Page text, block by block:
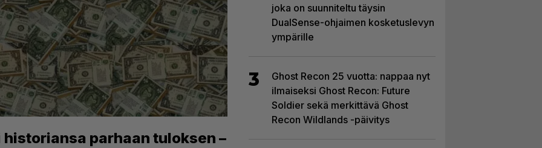
parhaan tuloksen –
joka on suunniteltu täysin
DualSense-ohjaimen kosketuslevyn
ympärille
3
Ghost Recon 25 vuotta: nappaa nyt
ilmaiseksi Ghost Recon: Future
Soldier sekä merkittävä Ghost
Recon Wildlands -päivitys